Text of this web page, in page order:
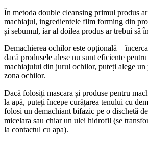
În metoda double cleansing primul produs
machiajul, ingredientele film forming din
și sebumul, iar al doilea produs ar trebui să
Demachierea ochilor este opțională –
dacă produsele alese nu sunt eficiente
machiajului din jurul ochilor, puteți alege un
zona ochilor.
Dacă folosiți mascara și produse pentru
la apă, puteți începe curățarea tenului cu
folosi un demachiant bifazic pe o dischetă
micelara sau chiar un ulei hidrofil (se
la contactul cu apa).